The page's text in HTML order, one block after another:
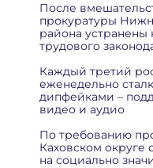
После
прокуратуры
района устранены
трудового
Каждый третий
еженедельно
дипфейками –
видео и аудио
По требованию
Каховском
на социально